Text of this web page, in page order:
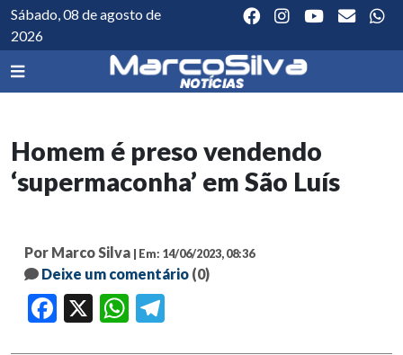
Sábado, 08 de agosto de
2026
Homem é preso vendendo
‘supermaconha’ em São Luís
Por Marco Silva | Em: 14/06/2023, 08:36
Deixe um comentário (0)
Facebook WhatsApp